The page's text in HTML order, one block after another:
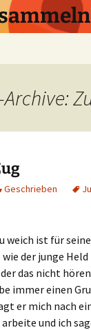
Geschrieben
weich ist für
der junge Held
das nicht
immer einen
er mich nach
und ich